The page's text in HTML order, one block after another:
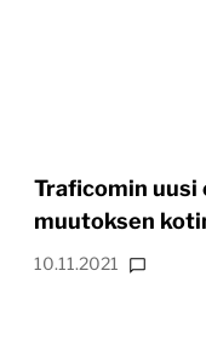
Traficomin uusi
muutoksen
10.11.2021